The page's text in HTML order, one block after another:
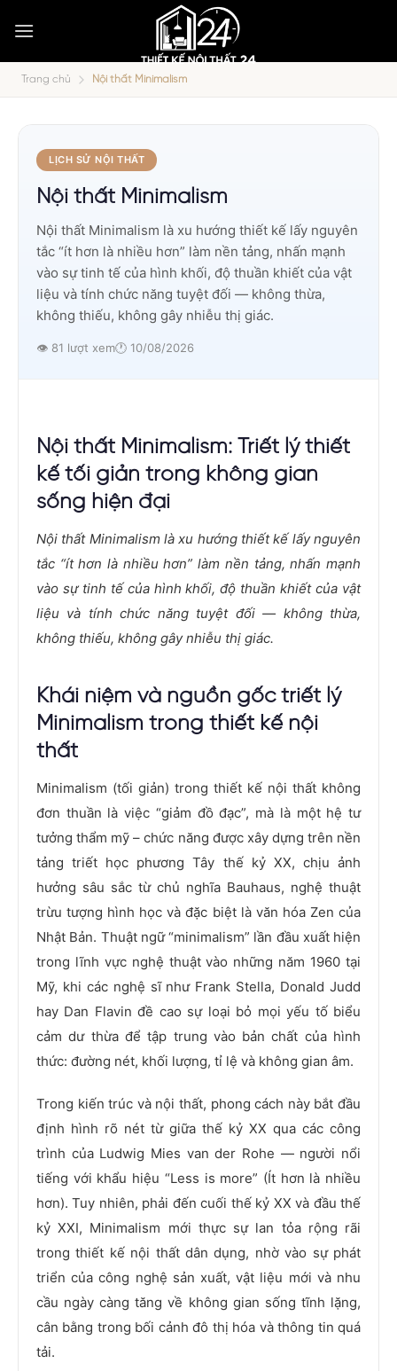
qua
dungTrang chủ Nội thất Minimalism
LỊCH SỬ NỘI THẤT
Nội thất Minimalism
Nội thất Minimalism là xu hướng thiết kế lấy nguyên
tắc “ít hơn là nhiều hơn” làm nền tảng, nhấn mạnh
vào sự tinh tế của hình khối, độ thuần khiết của vật
liệu và tính chức năng tuyệt đối — không thừa,
không thiếu, không gây nhiễu thị giác.
👁 81 lượt xem🕐 10/08/2026
Nội thất Minimalism: Triết lý thiết
kế tối giản trong không gian
sống hiện đại
Nội thất Minimalism là xu hướng thiết kế lấy nguyên
tắc “ít hơn là nhiều hơn” làm nền tảng, nhấn mạnh
vào sự tinh tế của hình khối, độ thuần khiết của vật
liệu và tính chức năng tuyệt đối — không thừa,
không thiếu, không gây nhiễu thị giác.
Khái niệm và nguồn gốc triết lý
Minimalism trong thiết kế nội
thất
Minimalism (tối giản) trong thiết kế nội thất không
đơn thuần là việc “giảm đồ đạc”, mà là một hệ tư
tưởng thẩm mỹ – chức năng được xây dựng trên nền
tảng triết học phương Tây thế kỷ XX, chịu ảnh
hưởng sâu sắc từ chủ nghĩa Bauhaus, nghệ thuật
trừu tượng hình học và đặc biệt là văn hóa Zen của
Nhật Bản. Thuật ngữ “minimalism” lần đầu xuất hiện
trong lĩnh vực nghệ thuật vào những năm 1960 tại
Mỹ, khi các nghệ sĩ như Frank Stella, Donald Judd
hay Dan Flavin đề cao sự loại bỏ mọi yếu tố biểu
cảm dư thừa để tập trung vào bản chất của hình
thức: đường nét, khối lượng, tỉ lệ và không gian âm.
Trong kiến trúc và nội thất, phong cách này bắt đầu
định hình rõ nét từ giữa thế kỷ XX qua các công
trình của Ludwig Mies van der Rohe — người nổi
tiếng với khẩu hiệu “Less is more” (Ít hơn là nhiều
hơn). Tuy nhiên, phải đến cuối thế kỷ XX và đầu thế
kỷ XXI, Minimalism mới thực sự lan tỏa rộng rãi
trong thiết kế nội thất dân dụng, nhờ vào sự phát
triển của công nghệ sản xuất, vật liệu mới và nhu
cầu ngày càng tăng về không gian sống tĩnh lặng,
cân bằng trong bối cảnh đô thị hóa và thông tin quá
tải.